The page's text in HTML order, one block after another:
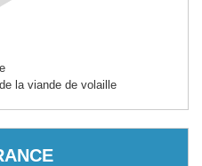
la viande de volaille